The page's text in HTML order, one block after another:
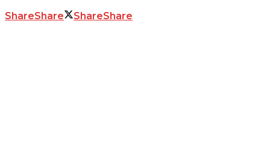
ShareShare ShareShare